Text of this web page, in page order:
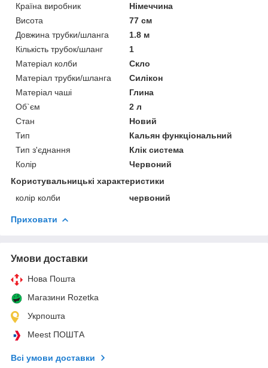
Країна виробник
Німеччина
Висота
77 см
Довжина трубки/шланга
1.8 м
Кількість трубок/шланг
1
Матеріал колби
Скло
Матеріал трубки/шланга
Силікон
Матеріал чаші
Глина
Об`єм
2 л
Стан
Новий
Тип
Кальян функціональний
Тип з'єднання
Клік система
Колір
Червоний
Користувальницькі характеристики
колір колби
червоний
Приховати
Умови доставки
Нова Пошта
Магазини Rozetka
Укрпошта
Meest ПОШТА
Всі умови доставки